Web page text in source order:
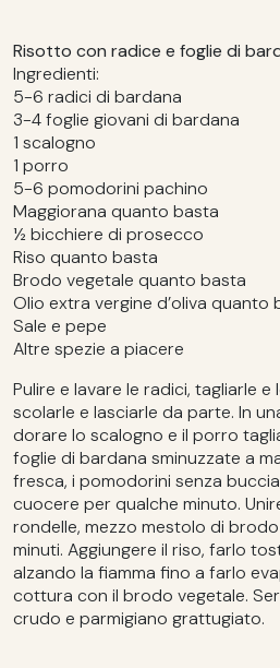
Risotto con radice e foglie di
Ingredienti:
5-6 radici di bardana
3-4 foglie giovani di bardana
1 scalogno
1 porro
5-6 pomodorini pachino
Maggiorana quanto basta
½ bicchiere di prosecco
Riso quanto basta
Brodo vegetale quanto basta
Olio extra vergine d’oliva quanto
Sale e pepe
Altre spezie a piacere
Pulire e lavare le radici, tagliarle
scolarle e lasciarle da parte. In
dorare lo scalogno e il porro
foglie di bardana sminuzzate a
fresca, i pomodorini senza
cuocere per qualche minuto.
rondelle, mezzo mestolo di
minuti. Aggiungere il riso, farlo
alzando la fiamma fino a farlo
cottura con il brodo vegetale.
crudo e parmigiano grattugiato.